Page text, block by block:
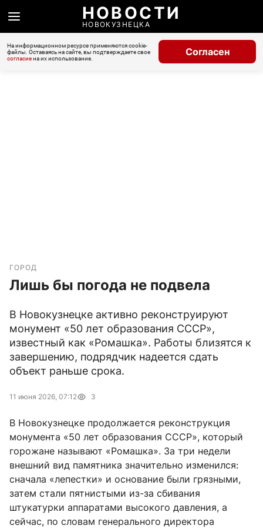
НОВОСТИ
НОВОКУЗНЕЦКА
На информационном ресурсе применяются cookie-
файлы. Оставаясь на сайте, вы подтверждаете свое
согласиена их использование.
Согласен
ГОРОД
Лишь бы погода не подвела
В Новокузнецке активно реконструируют
монумент «50 лет образования СССР»,
известный как «Ромашка». Работы близятся к
завершению, подрядчик надеется сдать
объект раньше срока.
11 июня 2026, 07:12 3
В Новокузнецке продолжается реконструкция
монумента «50 лет образования СССР», который
горожане называют «Ромашка». За три недели
внешний вид памятника значительно изменился:
сначала «лепестки» и основание были грязными,
затем стали пятнистыми из-за сбивания
штукатурки аппаратами высокого давления, а
сейчас, по словам генерального директора